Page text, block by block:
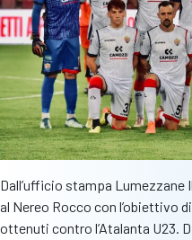
Dall’ufficio stampa
al Nereo Rocco con l’obiettivo
ottenuti contro l’Atalanta U23.